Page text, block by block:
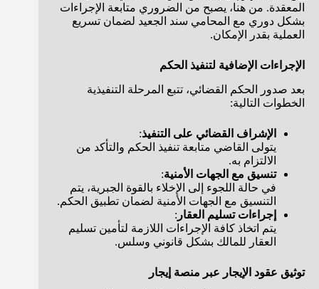
المعقدة. من هنا، يصبح من الضروري متابعة الإجراءات
بشكل دوري مع المحامي سند الجعيد لضمان تسريع
العملية بقدر الإمكان.
الإجراءات الإضافية لتنفيذ الحكم
بعد صدور الحكم القضائي، تتبع المرحلة التنفيذية
الخطوات التالية:
الإشراف القضائي على التنفيذ:
يتولى القاضي متابعة تنفيذ الحكم والتأكد من
الالتزام به.
تنسيق مع الجهات الأمنية:
في حالة اللجوء إلى الإخلاء بالقوة الجبرية، يتم
التنسيق مع الجهات الأمنية لضمان تطبيق الحكم.
إجراءات تسليم العقار :
يتم اتخاذ كافة الإجراءات اللازمة لتأمين تسليم
العقار للمالك بشكل قانوني وسلس.
توثيق عقود الإيجار عبر منصة إيجار